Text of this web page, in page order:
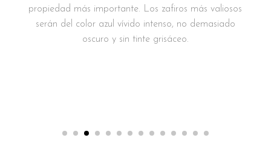
propiedad más importante. Los zafiros más valiosos
serán del color azul vívido intenso, no demasiado
oscuro y sin tinte grisáceo.